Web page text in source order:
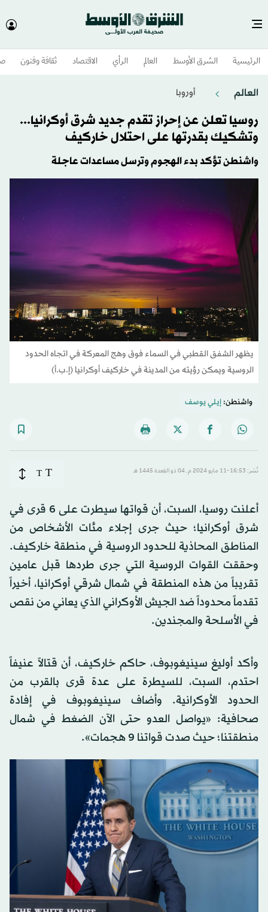
الرئيسية الشرق الأوسط​ العالم الرأي الاقتصاد ثقافة وفنون
العالم أوروبا
روسيا تعلن عن إحراز تقدم جديد شرق أوكرانيا...
وتشكيك بقدرتها على احتلال خاركيف
واشنطن تؤكد بدء الهجوم وترسل مساعدات عاجلة
يظهر الشفق القطبي في السماء فوق وهج المعركة في اتجاه الحدود
الروسية ويمكن رؤيته من المدينة في خاركيف أوكرانيا (إ.ب.أ)
واشنطن:إيلي يوسف
نُشر: 16:53-11 مايو 2024 م ـ 04 ذو القِعدة 1445 هـ T
T
أعلنت روسيا، السبت، أن قواتها سيطرت على 6 قرى في
شرق أوكرانيا؛ حيث جرى إجلاء مئات الأشخاص من
المناطق المحاذية للحدود الروسية في منطقة خاركيف.
وحققت القوات الروسية التي جرى طردها قبل عامين
تقريباً من هذه المنطقة في شمال شرقي أوكرانيا، أخيراً
تقدماً محدوداً ضد الجيش الأوكراني الذي يعاني من نقص
في الأسلحة والمجندين.
وأكد أوليغ سينيغوبوف، حاكم خاركيف، أن قتالاً عنيفاً
احتدم، السبت، للسيطرة على عدة قرى بالقرب من
الحدود الأوكرانية. وأضاف سينيغوبوف في إفادة
صحافية: «يواصل العدو حتى الآن الضغط في شمال
منطقتنا؛ حيث صدت قواتنا 9 هجمات».